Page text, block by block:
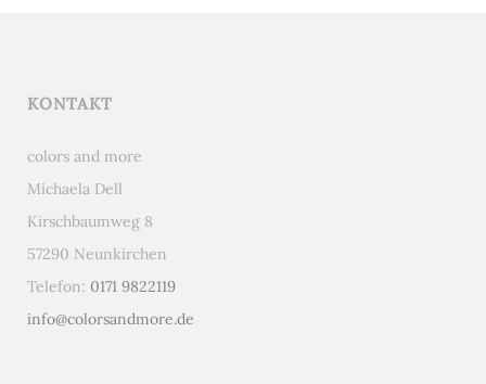
KONTAKT
colors and more
Michaela Dell
Kirschbaumweg 8
57290 Neunkirchen
Telefon: 0171 9822119
info@colorsandmore.de